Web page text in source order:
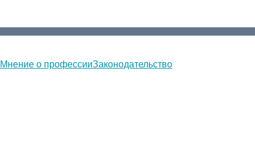
Мнение о профессииЗаконодательство